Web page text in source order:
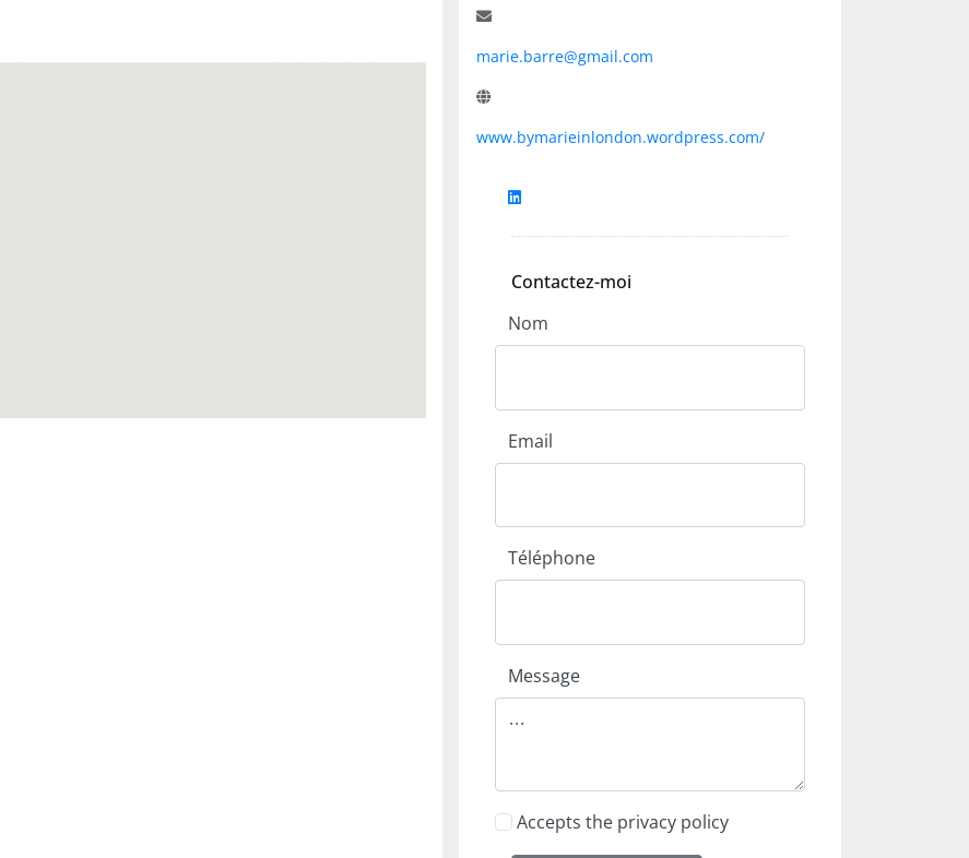
marie.barre@gmail.com
www.bymarieinlondon.wordpress.com/
Contactez-moi
Nom
Email
Téléphone
Message
Accepts the privacy policy